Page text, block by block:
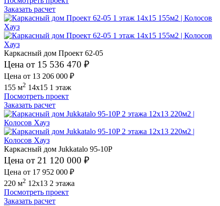
Заказать расчет
Каркасный дом Проект 62-05
Цена от 15 536 470 ₽
Цена от 13 206 000 ₽
155 м2 14x15 1 этаж
Посмотреть проект
Заказать расчет
Каркасный дом Jukkatalo 95-10P
Цена от 21 120 000 ₽
Цена от 17 952 000 ₽
220 м2 12x13 2 этажа
Посмотреть проект
Заказать расчет